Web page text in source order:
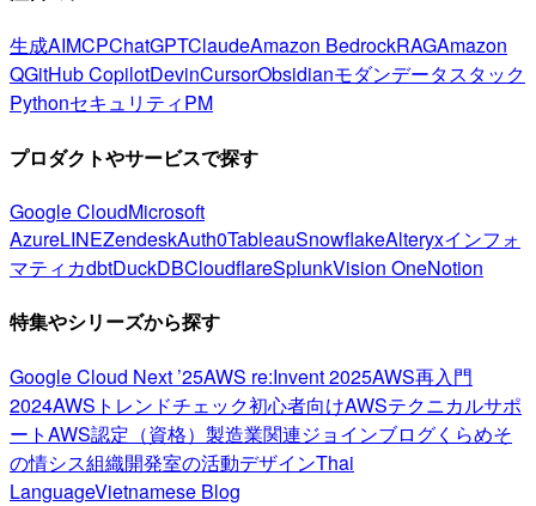
生成AIMCPChatGPTClaudeAmazon BedrockRAGAmazon
QGitHub CopilotDevinCursorObsidianモダンデータスタック
PythonセキュリティPM
プロダクトやサービスで探す
Google CloudMicrosoft
AzureLINEZendeskAuth0TableauSnowflakeAlteryxインフォ
マティカdbtDuckDBCloudflareSplunkVision OneNotion
特集やシリーズから探す
Google Cloud Next ’25AWS re:Invent 2025AWS再入門
2024AWSトレンドチェック初心者向けAWSテクニカルサポ
ートAWS認定（資格） 製造業関連ジョインブログくらめそ
の情シス組織開発室の活動デザインThai
LanguageVietnamese Blog